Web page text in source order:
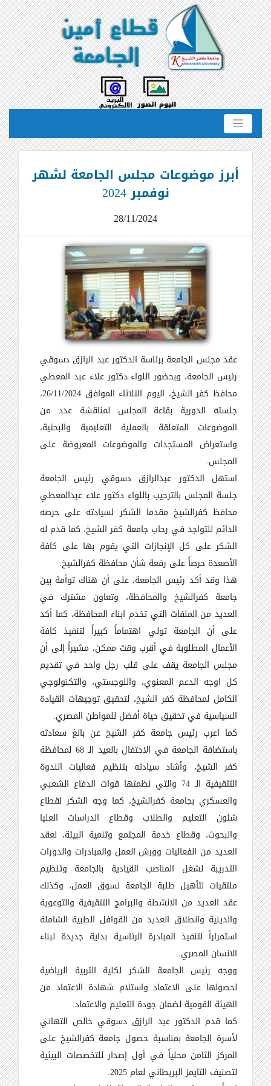
أبرز موضوعات مجلس الجامعة لشهر
نوفمبر 2024
28/11/2024
عقد مجلس الجامعة برئاسة الدكتور عبد الرازق دسوقي
رئيس الجامعة، وبحضور اللواء دكتور علاء عبد المعطي
محافظ كفر الشيخ، اليوم الثلاثاء الموافق 26/11/2024،
جلسته الدورية بقاعة المجلس لمناقشة عدد من
الموضوعات المتعلقة بالعملية التعليمية والبحثية،
واستعراض المستجدات والموضوعات المعروضة على
المجلس.
استهل الدكتور عبدالرازق دسوقي رئيس الجامعة
جلسة المجلس بالترحيب باللواء دكتور علاء عبدالمعطي
محافظ كفرالشيخ مقدما الشكر لسيادته على حرصه
الدائم للتواجد في رحاب جامعة كفر الشيخ، كما قدم له
الشكر على كل الإنجازات التي يقوم بها على كافة
الأصعدة حرصاً على رفعة شأن محافظة كفرالشيخ.
هذا وقد أكد رئيس الجامعة، على أن هناك توأمة بين
جامعة كفرالشيخ والمحافظة، وتعاون مشترك في
العديد من الملفات التي تخدم ابناء المحافظة، كما أكد
على أن الجامعة تولي اهتماماً كبيراً لتنفيذ كافة
الأعمال المطلوبة في أقرب وقت ممكن، مشيراً إلى أن
مجلس الجامعة يقف على قلب رجل واحد في تقديم
كل اوجه الدعم المعنوي، واللوجستي، والتكنولوجي
الكامل لمحافظة كفر الشيخ، لتحقيق توجيهات القيادة
السياسية في تحقيق حياة أفضل للمواطن المصري.
كما اعرب رئيس جامعة كفر الشيخ عن بالغ سعادته
باستضافة الجامعة في الاحتفال بالعيد الـ 68 لمحافظة
كفر الشيخ، وأشاد سيادته بتنظيم فعاليات الندوة
التثقيفية الـ 74 والتي نظمتها قوات الدفاع الشعبي
والعسكري بجامعة كفرالشيخ، كما وجه الشكر لقطاع
شئون التعليم والطلاب وقطاع الدراسات العليا
والبحوث، وقطاع خدمة المجتمع وتنمية البيئة، لعقد
العديد من الفعاليات وورش العمل والمبادرات والدورات
التدريبة لشغل المناصب القيادية بالجامعة وتنظيم
ملتقيات لتأهيل طلبة الجامعة لسوق العمل، وكذلك
عقد العديد من الانشطة والبرامج التثقيفية والتوعوية
والدينية وانطلاق العديد من القوافل الطبية الشاملة
استمراراً لتنفيذ المبادرة الرئاسية بداية جديدة لبناء
الانسان المصري.
ووجه رئيس الجامعة الشكر لكلية التربية الرياضية
لحصولها على الاعتماد واستلام شهادة الاعتماد من
الهيئة القومية لضمان جودة التعليم والاعتماد.
كما قدم الدكتور عبد الرازق دسوقي خالص التهاني
لأسرة الجامعة بمناسبة حصول جامعة كفرالشيخ على
المركز الثامن محلياً في أول إصدار للتخصصات البيئية
لتصنيف التايمز البريطاني لعام 2025
.